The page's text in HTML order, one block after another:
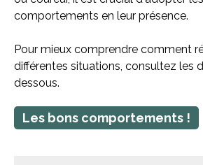
comportements en leur présence.
Pour mieux comprendre comment
différentes situations, consultez les
dessous.
Les bons comportements !